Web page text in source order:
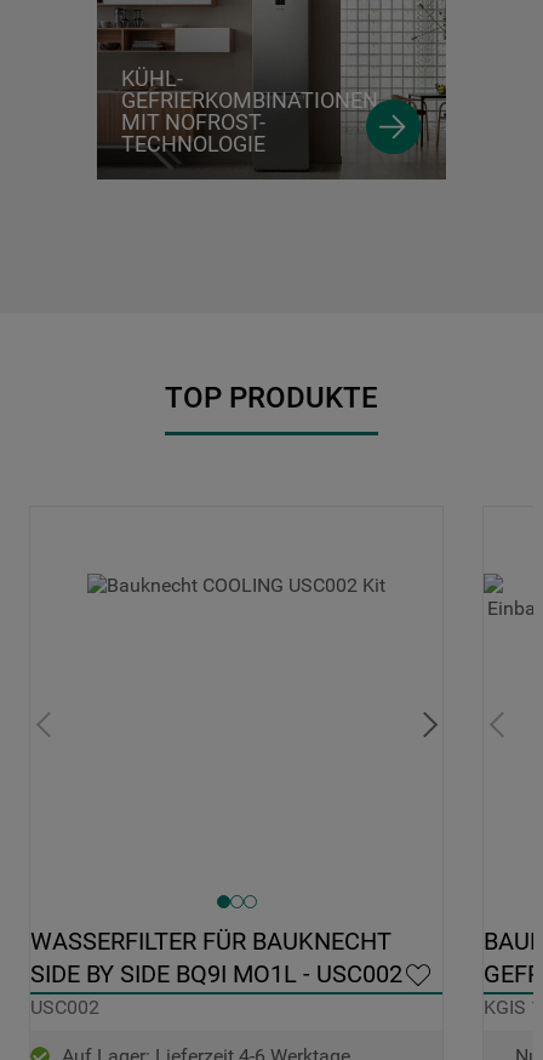
KÜHL-
GEFRIERKOMBINATIONEN
MIT NOFROST-
TECHNOLOGIE
TOP PRODUKTE
WASSERFILTER FÜR BAUKNECHT
SIDE BY SIDE BQ9I MO1L - USC002
USC002 KGIS